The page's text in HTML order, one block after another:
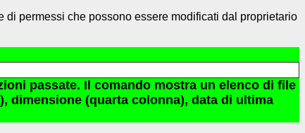
di permessi che possono essere modificati dal proprietario
passate. Il comando mostra un elenco di file
dimensione (quarta colonna), data di ultima